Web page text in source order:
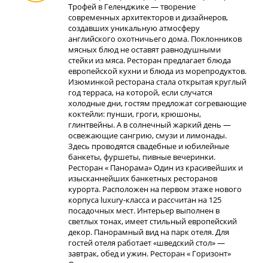
Трофей в Геленджике — творение
современных архитекторов и дизайнеров,
создавших уникальную атмосферу
английского охотничьего дома. Поклонников
мясных блюд не оставят равнодушными
стейки из мяса. Ресторан предлагает блюда
европейской кухни и блюда из морепродуктов.
Изюминкой ресторана стала открытая круглый
год терраса, на которой, если случатся
холодные дни, гостям предложат согревающие
коктейли: пунши, гроги, крюшоны,
глинтвейны. А в солнечный жаркий день —
освежающие сангрию, смузи и лимонады.
Здесь проводятся свадебные и юбилейные
банкеты, фуршеты, пивные вечеринки.
Ресторан « Панорама» Один из красивейших и
изысканнейших банкетных ресторанов
курорта. Расположен на первом этаже нового
корпуса luxury-класса и рассчитан на 125
посадочных мест. Интерьер выполнен в
светлых тонах, имеет стильный европейский
декор. Панорамный вид на парк отеля. Для
гостей отеля работает «шведский стол» —
завтрак, обед и ужин. Ресторан « Горизонт»